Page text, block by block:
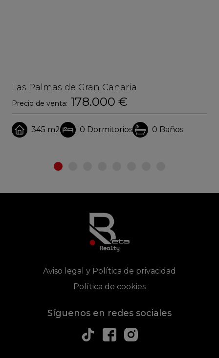
Las Palmas de Gran Canaria
Precio de venta: 178.000 €
345 m2 0 Dormitorios 0 Baños
Aviso legal y Política de privacidad
Política de cookies
Síguenos en redes sociales